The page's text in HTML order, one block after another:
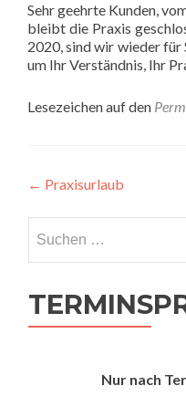
Sehr geehrte Kunden,
bleibt die Praxis
2020, sind wir wieder
um Ihr Verständnis, Ihr
Lesezeichen auf den
← Praxisurlaub
nach:
Nur nach